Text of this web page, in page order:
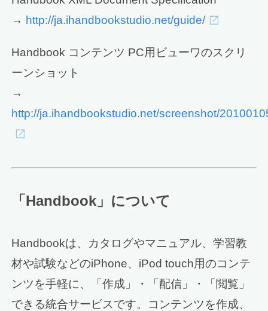
→ http://ja.ihandbookstudio.net/guide/
Handbook コンテンツ PC用ビューワのスクリ
ーンショット
→
http://ja.ihandbookstudio.net/screenshot/
「Handbook」について
Handbookは、カタログやマニュアル、学習教
材や試験などのiPhone、iPod touch用のコンテ
ンツを手軽に、「作成」・「配信」・「閲覧」
できる統合サービスです。コンテンツを作成、